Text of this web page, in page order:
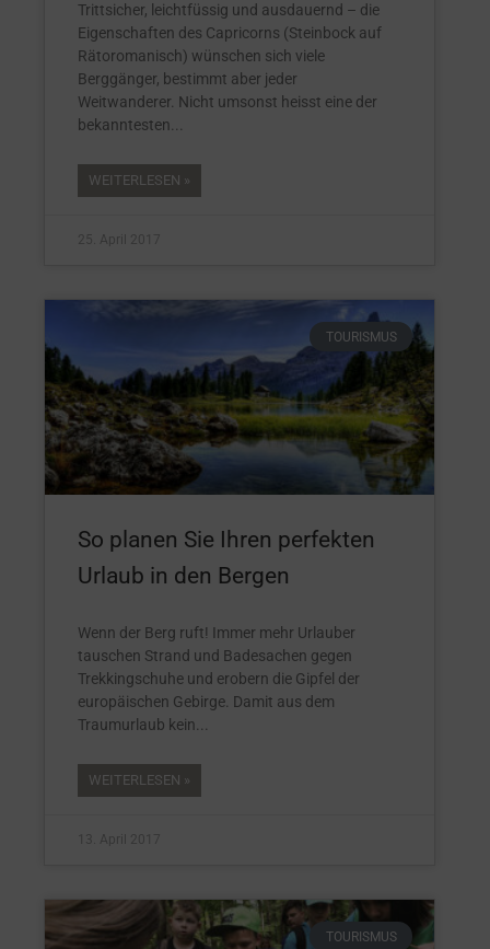
Trittsicher, leichtfüssig und ausdauernd – die
Eigenschaften des Capricorns (Steinbock auf
Rätoromanisch) wünschen sich viele
Berggänger, bestimmt aber jeder
Weitwanderer. Nicht umsonst heisst eine der
bekanntesten
WEITERLESEN »
25. April 2017
TOURISMUS
So planen Sie Ihren perfekten
Urlaub in den Bergen
Wenn der Berg ruft! Immer mehr Urlauber
tauschen Strand und Badesachen gegen
Trekkingschuhe und erobern die Gipfel der
europäischen Gebirge. Damit aus dem
Traumurlaub kein
WEITERLESEN »
13. April 2017
TOURISMUS